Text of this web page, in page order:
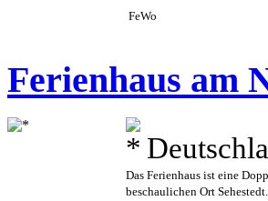
FeWo
Ferienhaus am
Das Ferienhaus ist eine
beschaulichen Ort